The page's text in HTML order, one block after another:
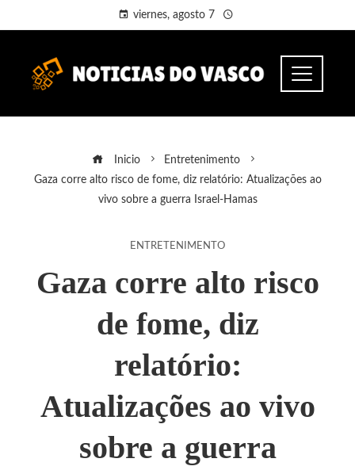
viernes, agosto 7
Inicio
Entretenimento
Gaza corre alto risco de fome, diz relatório: Atualizações ao
vivo sobre a guerra Israel-Hamas
ENTRETENIMENTO
Gaza corre alto risco
de fome, diz
relatório:
Atualizações ao vivo
sobre a guerra